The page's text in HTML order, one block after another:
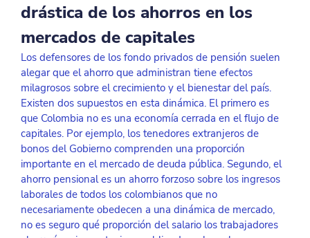
drástica de los ahorros en los
mercados de capitales
Los defensores de los fondo privados de pensión suelen
alegar que el ahorro que administran tiene efectos
milagrosos sobre el crecimiento y el bienestar del país.
Existen dos supuestos en esta dinámica. El primero es
que Colombia no es una economía cerrada en el flujo de
capitales. Por ejemplo, los tenedores extranjeros de
bonos del Gobierno comprenden una proporción
importante en el mercado de deuda pública. Segundo, el
ahorro pensional es un ahorro forzoso sobre los ingresos
laborales de todos los colombianos que no
necesariamente obedecen a una dinámica de mercado,
no es seguro qué proporción del salario los trabajadores